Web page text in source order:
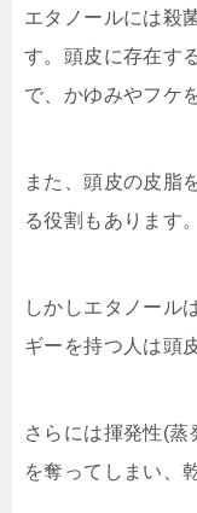
エタノールには殺
す。頭皮に存在す
で、かゆみやフケ
また、頭皮の皮脂
る役割もあります。
しかしエタノール
ギーを持つ人は頭
さらには揮発性(
を奪ってしまい、